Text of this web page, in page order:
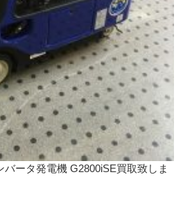
ータ発電機 G2800iSE買取致しま